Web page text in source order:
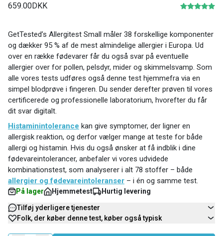
659.00DKK
GetTested’s Allergitest Small måler 38 forskellige komponenter
og dækker 95 % af de mest almindelige allergier i Europa. Ud
over en række fødevarer får du også svar på eventuelle
allergier over for pollen, pelsdyr, mider og skimmelsvamp. Som
alle vores tests udføres også denne test hjemmefra via en
simpel blodprøve i fingeren. Du sender derefter prøven til vores
certificerede og professionelle laboratorium, hvorefter du får
dit svar digitalt.
Histaminintolerance kan give symptomer, der ligner en
allergisk reaktion, og derfor vælger mange at teste for både
allergi og histamin. Hvis du også ønsker at få indblik i dine
fødevareintolerancer, anbefaler vi vores udvidede
kombinationstest, som analyserer i alt 78 stoffer – både
allergier og fødevareintoleranser – i én og samme test.
På lager Hjemmetest Hurtig levering
Tilføj yderligere tjenester
Folk, der køber denne test, køber også typisk